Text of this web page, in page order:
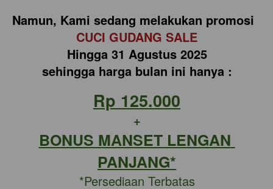
CUCI GUDANG SALE
Hingga 31 Agustus 2025
sehingga harga bulan ini hanya :
Rp 125.000
+
BONUS MANSET LENGAN
PANJANG*
*Persediaan Terbatas